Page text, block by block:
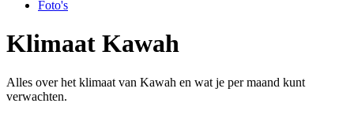
Foto's
Klimaat Kawah
Alles over het klimaat van Kawah en wat je per maand kunt
verwachten.